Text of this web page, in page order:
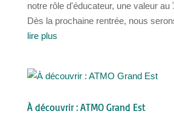
notre rôle d'éducateur, une valeur au
Dès la prochaine rentrée, nous
lire plus
À découvrir : ATMO Grand Est